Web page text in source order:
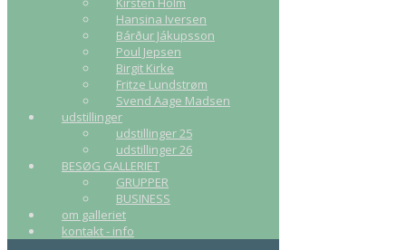
Hansina Iversen
Bárður Jákupsson
Poul Jepsen
Birgit Kirke
Fritze Lundstrøm
Svend Aage Madsen
udstillinger
udstillinger 25
udstillinger 26
BESØG GALLERIET
GRUPPER
BUSINESS
om galleriet
kontakt - info